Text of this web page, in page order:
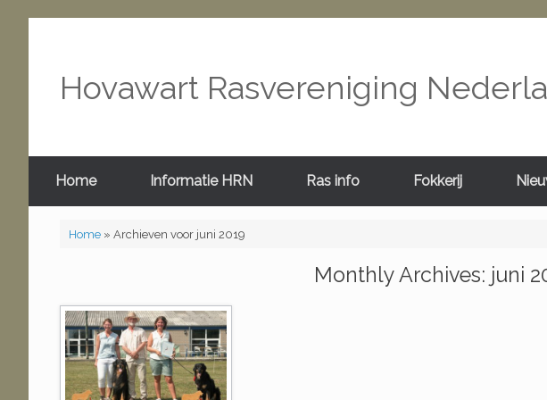
Hovawart Rasvereniging
Home Informatie HRN Ras info Fokkerij
Home» Archieven voor juni 2019
Monthly Archives: juni